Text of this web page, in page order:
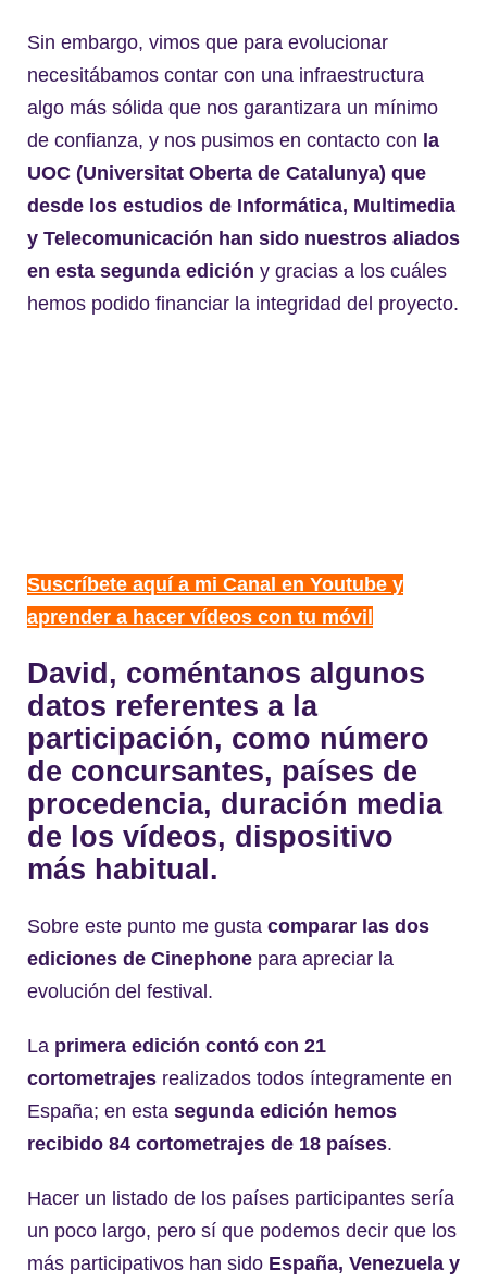
Sin embargo, vimos que para evolucionar
necesitábamos contar con una infraestructura
algo más sólida que nos garantizara un mínimo
de confianza, y nos pusimos en contacto con la
UOC (Universitat Oberta de Catalunya) que
desde los estudios de Informática, Multimedia
y Telecomunicación han sido nuestros aliados
en esta segunda edición y gracias a los cuáles
hemos podido financiar la integridad del proyecto.
Suscríbete aquí a mi Canal en Youtube y
aprender a hacer vídeos con tu móvil
David, coméntanos algunos
datos referentes a la
participación, como número
de concursantes, países de
procedencia, duración media
de los vídeos, dispositivo
más habitual.
Sobre este punto me gusta comparar las dos
ediciones de Cinephone para apreciar la
evolución del festival.
La primera edición contó con 21
cortometrajes realizados todos íntegramente en
España; en esta segunda edición hemos
recibido 84 cortometrajes de 18 países.
Hacer un listado de los países participantes sería
un poco largo, pero sí que podemos decir que los
más participativos han sido España, Venezuela y